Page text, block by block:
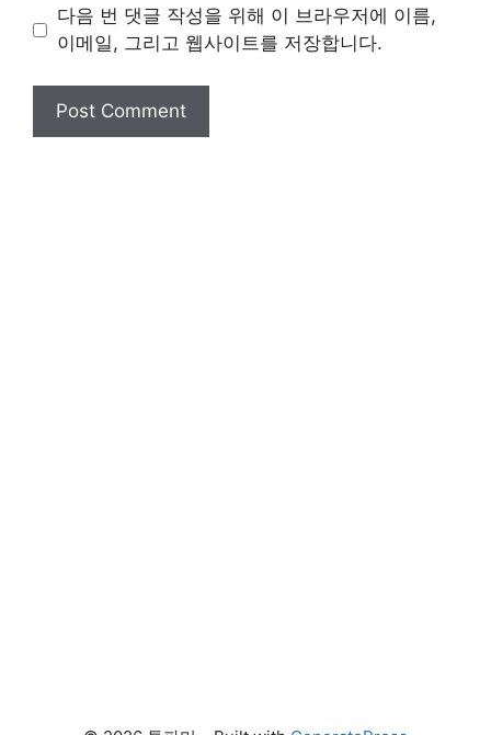
다음 번 댓글 작성을 위해 이 브라우저에 이름,
이메일, 그리고 웹사이트를 저장합니다.